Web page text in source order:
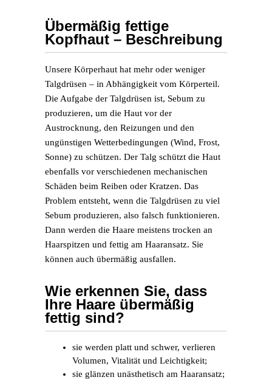
Übermäßig fettige
Kopfhaut – Beschreibung
Unsere Körperhaut hat mehr oder weniger
Talgdrüsen – in Abhängigkeit vom Körperteil.
Die Aufgabe der Talgdrüsen ist, Sebum zu
produzieren, um die Haut vor der
Austrocknung, den Reizungen und den
ungünstigen Wetterbedingungen (Wind, Frost,
Sonne) zu schützen. Der Talg schützt die Haut
ebenfalls vor verschiedenen mechanischen
Schäden beim Reiben oder Kratzen. Das
Problem entsteht, wenn die Talgdrüsen zu viel
Sebum produzieren, also falsch funktionieren.
Dann werden die Haare meistens trocken an
Haarspitzen und fettig am Haaransatz. Sie
können auch übermäßig ausfallen.
Wie erkennen Sie, dass
Ihre Haare übermäßig
fettig sind?
sie werden platt und schwer, verlieren
Volumen, Vitalität und Leichtigkeit;
sie glänzen unästhetisch am Haaransatz;